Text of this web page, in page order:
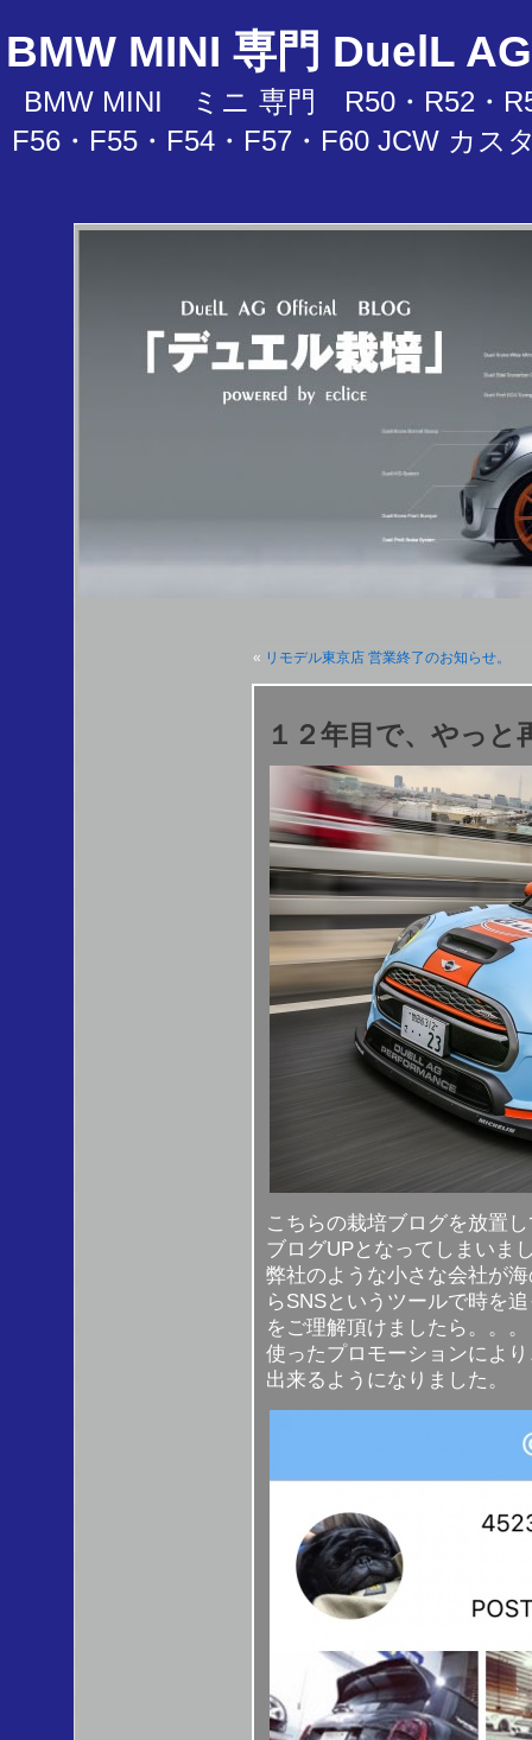
BMW MINI 専門 DuelL
BMW MINI ミニ 専門 R50・R52・
F56・F55・F54・F57・F60 JCW カ
« リモデル東京店 営業終了のお知らせ。
１２年目で、やっと
こちらの栽培ブログを放置
ブログUPとなってしまいま
弊社のような小さな会社が
らSNSというツールで時を
をご理解頂けましたら。。
使ったプロモーションによ
出来るようになりました。